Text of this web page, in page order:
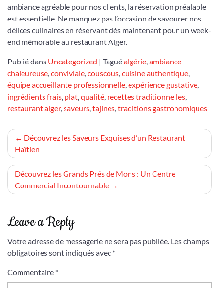
ambiance agréable pour nos clients, la réservation préalable
est essentielle. Ne manquez pas l’occasion de savourer nos
délices culinaires en réservant dès maintenant pour un week-
end mémorable au restaurant Alger.
Publié dans Uncategorized | Taguéalgérie,ambiance
chaleureuse,conviviale,couscous,cuisine authentique,
équipe accueillante professionnelle,expérience gustative,
ingrédients frais, plat,qualité, recettes traditionnelles,
restaurant alger,saveurs,tajines,traditions gastronomiques
Navigation
de
l’article
Découvrez les Saveurs Exquises d’un Restaurant
Haïtien
Découvrez les Grands Prés de Mons : Un Centre
Commercial Incontournable
Leave a Reply
Votre adresse de messagerie ne sera pas publiée. Les champs
obligatoires sont indiqués avec *
Commentaire *